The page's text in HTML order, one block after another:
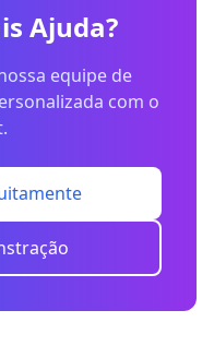
Ajuda?
equipe de
com o